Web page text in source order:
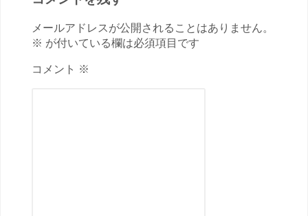
メールアドレスが公開されることはありません。
※ が付いている欄は必須項目です
コメント ※